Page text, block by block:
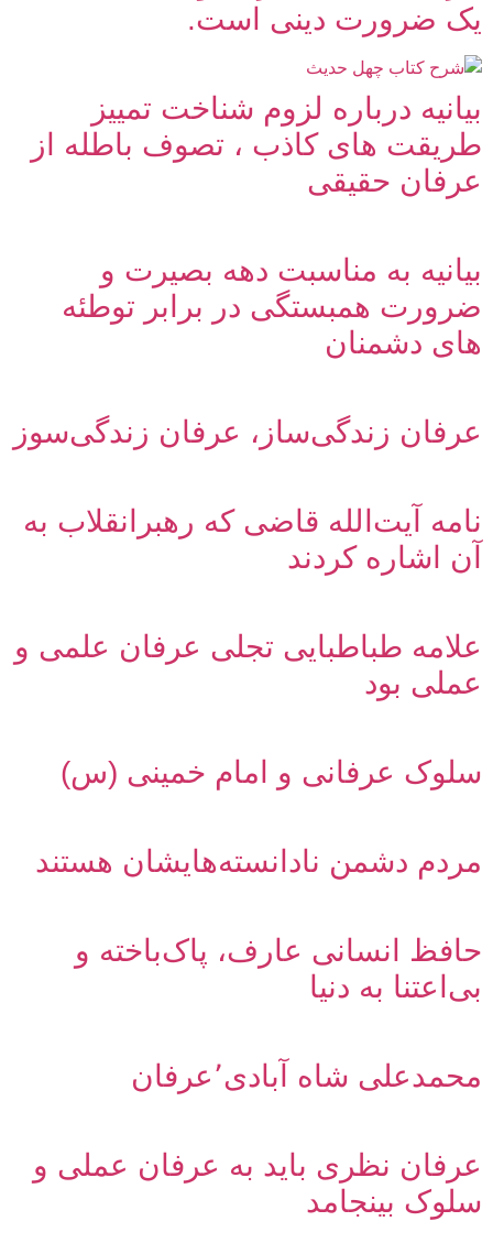
یک ضرورت دینی است.
بیانیه درباره لزوم شناخت تمییز
طریقت های کاذب ، تصوف باطله از
عرفان حقیقی
بیانیه به مناسبت دهه بصیرت و
ضرورت همبستگی در برابر توطئه
های دشمنان
عرفان زندگی‌ساز، عرفان زندگی‌سوز
نامه آیت‌الله قاضی که رهبرانقلاب به
آن اشاره کردند
علامه طباطبایی تجلی عرفان علمی و
عملی بود
سلوک عرفانی و امام خمینی (س)
مردم دشمن نادانسته‌هایشان هستند
حافظ انسانی عارف، پاک‌باخته و
بی‌اعتنا به دنیا
محمدعلی شاه آبادی٬عرفان
عرفان نظری باید به عرفان عملی و
سلوک بینجامد